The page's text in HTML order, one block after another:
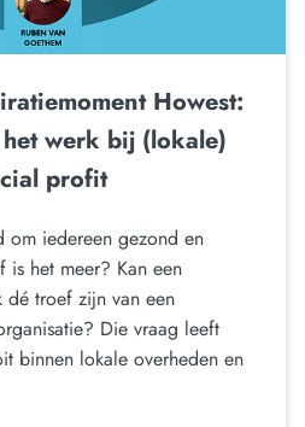
Howest:
werk bij (lokale)
profit
om iedereen gezond en
het meer? Kan een
dé troef zijn van een
Die vraag leeft
binnen lokale overheden en